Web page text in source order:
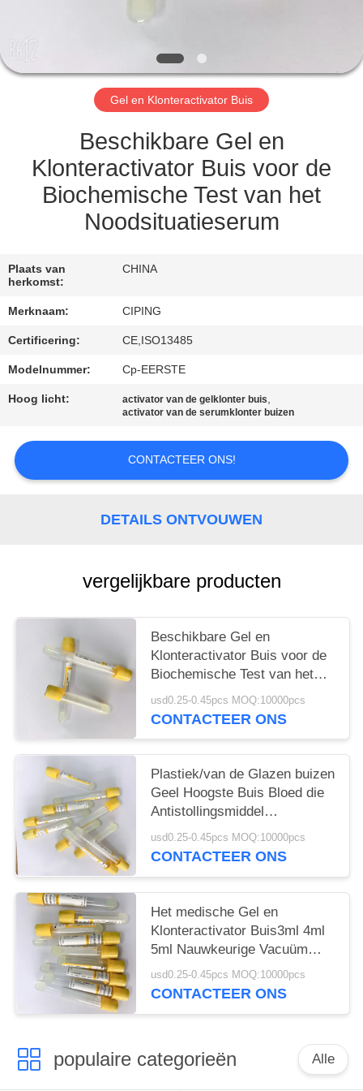
VERZOEK
CITAAT
SITEMAP
PRIVACY
POLICY
Gel en Klonteractivator Buis
Beschikbare Gel en
Klonteractivator Buis voor de
Biochemische Test van het
Noodsituatieserum
Plaats van
herkomst:
CHINA
Merknaam: CIPING
Certificering: CE,ISO13485
Modelnummer: Cp-EERSTE
Hoog licht: activator van de gelklonter buis,
activator van de serumklonter buizen
CONTACTEER ONS!
DETAILS ONTVOUWEN
vergelijkbare producten
Beschikbare Gel en
Klonteractivator Buis voor de
Biochemische Test van het
Noodsituatieserum
usd0.25-0.45pcs MOQ:10000pcs
CONTACTEER ONS
Plastiek/van de Glazen buizen
Geel Hoogste Buis Bloed die
Antistollingsmiddel
verzamelen
usd0.25-0.45pcs MOQ:10000pcs
CONTACTEER ONS
Het medische Gel en
Klonteractivator Buis3ml 4ml
5ml Nauwkeurige Vacuüm
trekt Volume
usd0.25-0.45pcs MOQ:10000pcs
CONTACTEER ONS
populaire categorieën Alle